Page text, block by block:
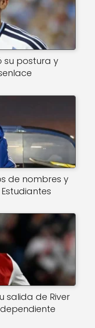
su postura y
de nombres y
salida de River